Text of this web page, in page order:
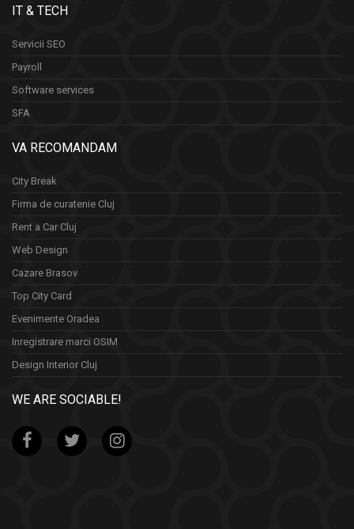
IT & TECH
Servicii SEO
Payroll
Software services
SFA
VA RECOMANDAM
City Break
Firma de curatenie Cluj
Rent a Car Cluj
Web Design
Cazare Brasov
Top City Card
Evenimente Oradea
Inregistrare marci OSIM
Design Interior Cluj
WE ARE SOCIABLE!